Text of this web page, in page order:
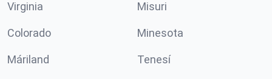
Virginia Misuri
Colorado Minesota
Máriland Tenesí